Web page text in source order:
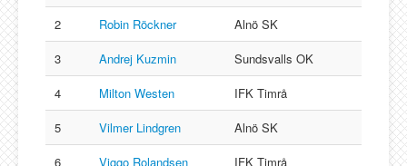
2
Robin Röckner
Alnö SK
3
Andrej Kuzmin
Sundsvalls OK
4
Milton Westen
IFK Timrå
5
Vilmer Lindgren
Alnö SK
6
Viggo Rolandsen
IFK Timrå